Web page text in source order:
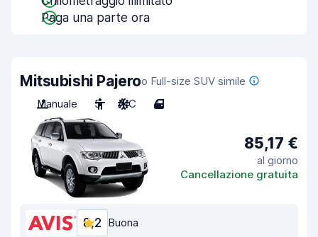
Paga una parte ora
Mitsubishi Pajeroo Full-size SUV simile
Manuale
5 A/C 4
85,17 €
al giorno
Cancellazione gratuita
8,2 Buona